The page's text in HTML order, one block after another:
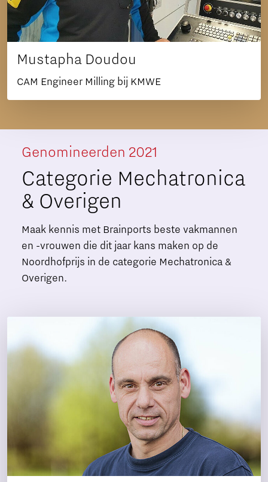
Mustapha Doudou
CAM Engineer Milling bij KMWE
Genomineerden 2021
Categorie Mechatronica
& Overigen
Maak kennis met Brainports beste vakmannen
en -vrouwen die dit jaar kans maken op de
Noordhofprijs in de categorie Mechatronica &
Overigen.